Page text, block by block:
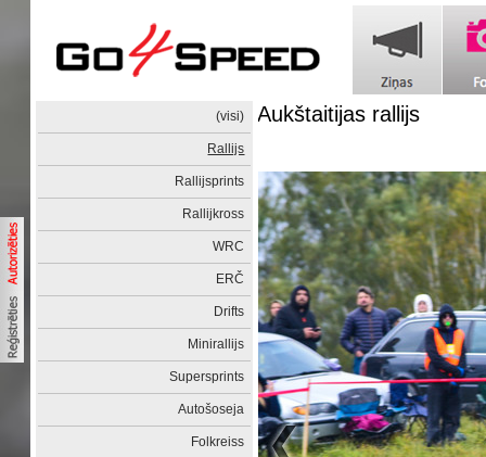
(visi)
Rallijs
Rallijsprints
Rallijkross
WRC
ERČ
Drifts
Minirallijs
Supersprints
Autošoseja
Folkreiss
Aukštaitijas rallijs